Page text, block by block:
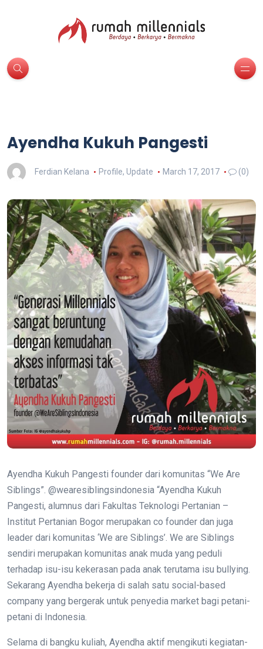
Ayendha Kukuh Pangesti
Ferdian Kelana Profile, Update March 17, 2017 (0)
Ayendha Kukuh Pangesti founder dari komunitas “We Are
Siblings”. @wearesiblingsindonesia “Ayendha Kukuh
Pangesti, alumnus dari Fakultas Teknologi Pertanian –
Institut Pertanian Bogor merupakan co founder dan juga
leader dari komunitas ‘We are Siblings’. We are Siblings
sendiri merupakan komunitas anak muda yang peduli
terhadap isu-isu kekerasan pada anak terutama isu bullying.
Sekarang Ayendha bekerja di salah satu social-based
company yang bergerak untuk penyedia market bagi petani-
petani di Indonesia.
Selama di bangku kuliah, Ayendha aktif mengikuti kegiatan-